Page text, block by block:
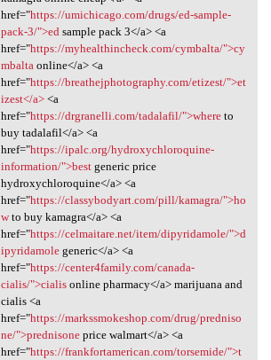
href="https://umichicago.com/drugs/ed-sample-
pack-3/">edsample pack 3</a> <a
href="https://myhealthincheck.com/cymbalta/">cy
mbaltaonline</a> <a
href="https://breathejphotography.com/etizest/">et
izest</a><a
href="https://drgranelli.com/tadalafil/">whereto
buy tadalafil</a> <a
href="https://ipalc.org/hydroxychloroquine-
information/">bestgeneric price
hydroxychloroquine</a> <a
href="https://classybodyart.com/pill/kamagra/">ho
wto buy kamagra</a> <a
href="https://celmaitare.net/item/dipyridamole/">d
ipyridamolegeneric</a> <a
href="https://center4family.com/canada-
cialis/">cialisonline pharmacy</a> marijuana and
cialis <a
href="https://markssmokeshop.com/drug/predniso
ne/">prednisoneprice walmart</a> <a
href="https://frankfortamerican.com/torsemide/">t